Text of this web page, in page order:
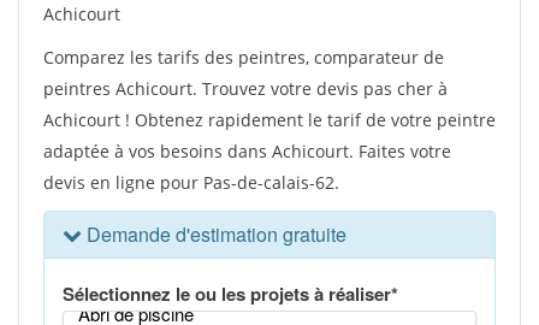
Achicourt
Comparez les tarifs des peintres, comparateur de
peintres Achicourt. Trouvez votre devis pas cher à
Achicourt ! Obtenez rapidement le tarif de votre peintre
adaptée à vos besoins dans Achicourt. Faites votre
devis en ligne pour Pas-de-calais-62.